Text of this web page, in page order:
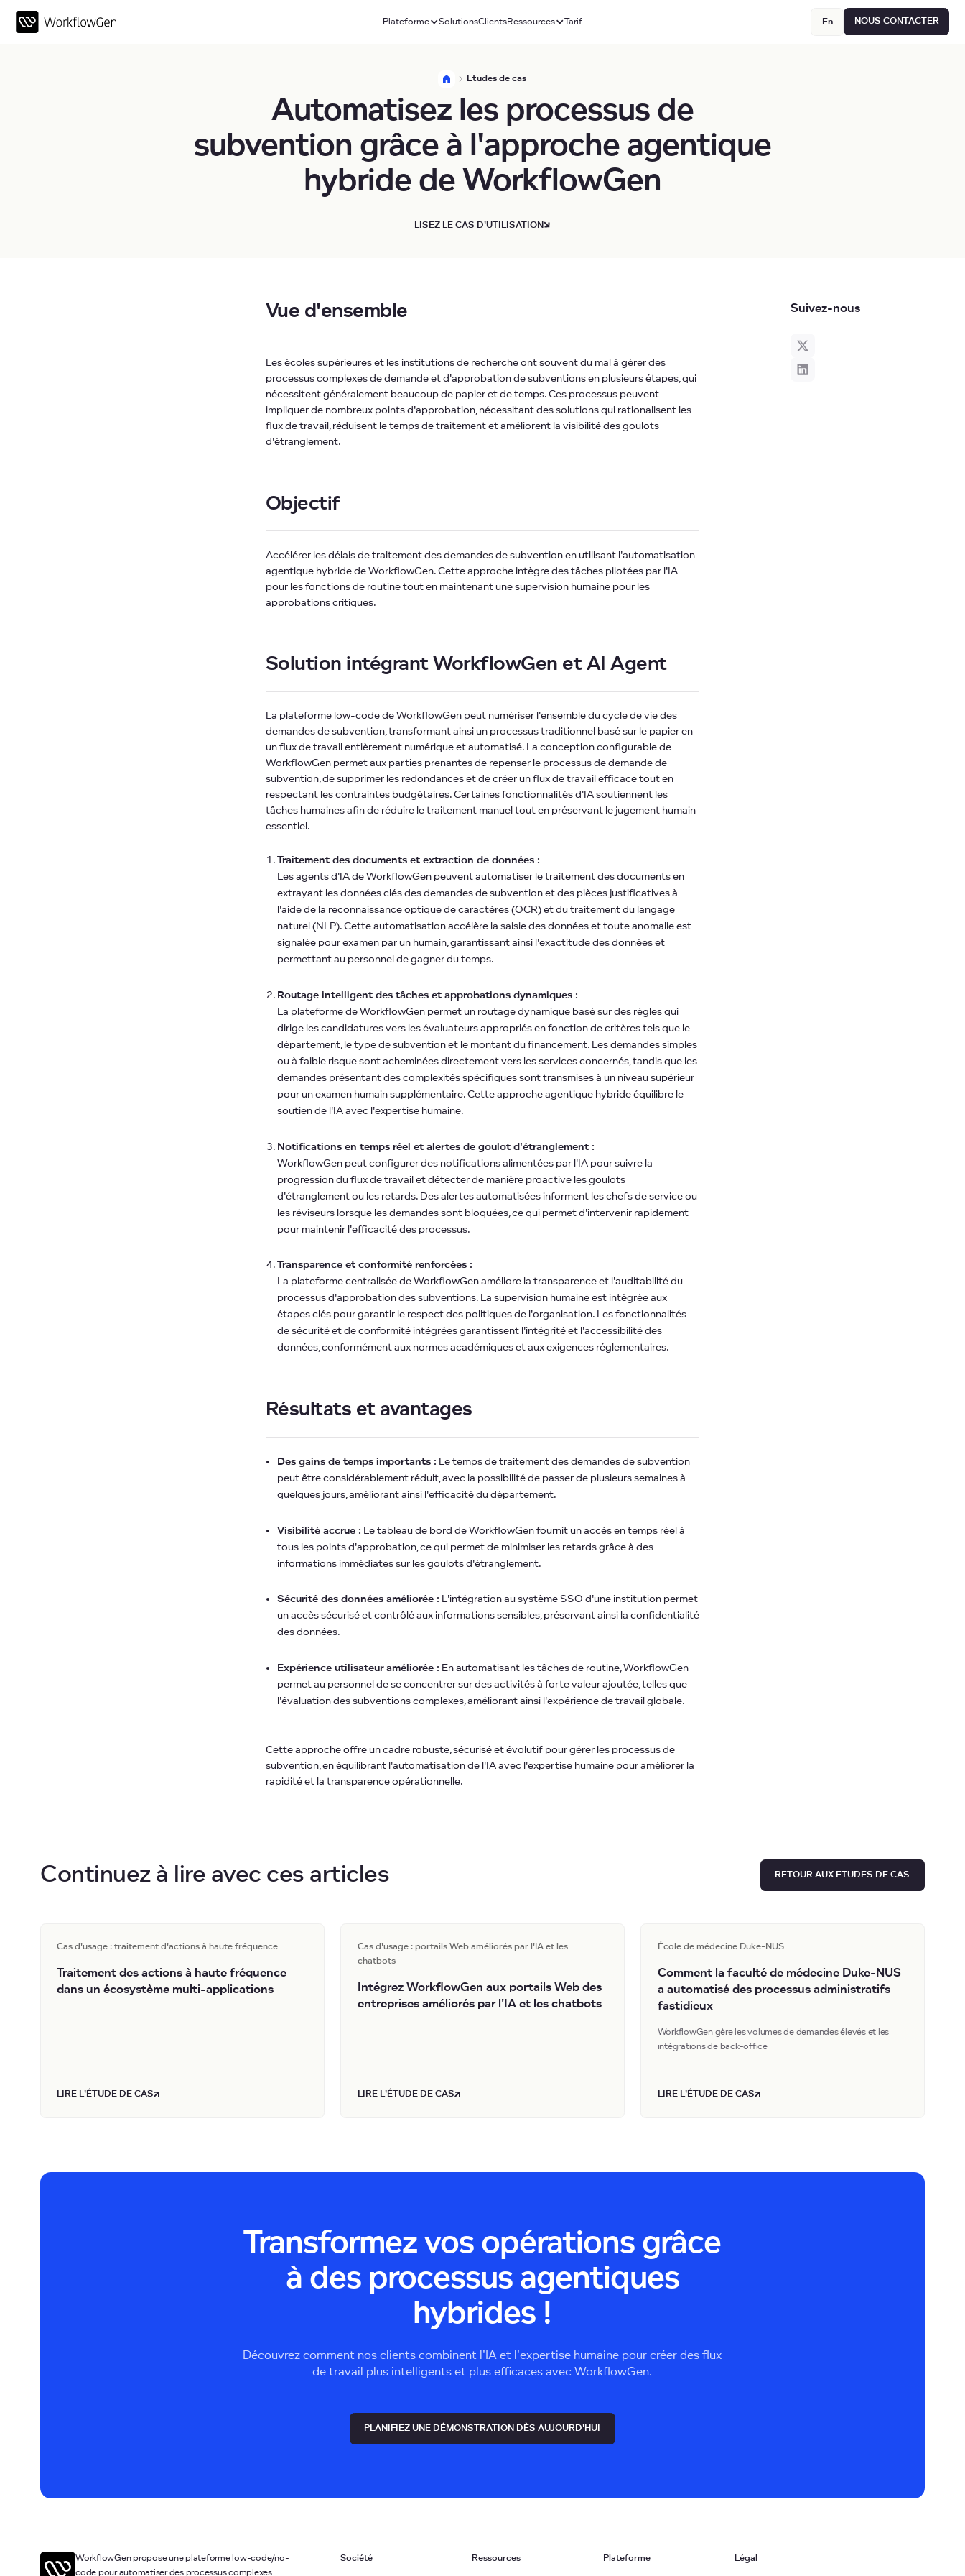
Plateforme SolutionsClientsRessources Tarif En NOUS CONTACTER
Etudes de cas
Automatisez les processus de
subvention grâce à l'approche agentique
hybride de WorkflowGen
LISEZ LE CAS D'UTILISATION
Vue d'ensemble
Les écoles supérieures et les institutions de recherche ont souvent du mal à gérer des
processus complexes de demande et d'approbation de subventions en plusieurs étapes, qui
nécessitent généralement beaucoup de papier et de temps. Ces processus peuvent
impliquer de nombreux points d'approbation, nécessitant des solutions qui rationalisent les
flux de travail, réduisent le temps de traitement et améliorent la visibilité des goulots
d'étranglement.
Objectif
Accélérer les délais de traitement des demandes de subvention en utilisant l'automatisation
agentique hybride de WorkflowGen. Cette approche intègre des tâches pilotées par l'IA
pour les fonctions de routine tout en maintenant une supervision humaine pour les
approbations critiques.
Solution intégrant WorkflowGen et AI Agent
La plateforme low-code de WorkflowGen peut numériser l'ensemble du cycle de vie des
demandes de subvention, transformant ainsi un processus traditionnel basé sur le papier en
un flux de travail entièrement numérique et automatisé. La conception configurable de
WorkflowGen permet aux parties prenantes de repenser le processus de demande de
subvention, de supprimer les redondances et de créer un flux de travail efficace tout en
respectant les contraintes budgétaires. Certaines fonctionnalités d'IA soutiennent les
tâches humaines afin de réduire le traitement manuel tout en préservant le jugement humain
essentiel.
Traitement des documents et extraction de données :
Les agents d'IA de WorkflowGen peuvent automatiser le traitement des documents en
extrayant les données clés des demandes de subvention et des pièces justificatives à
l'aide de la reconnaissance optique de caractères (OCR) et du traitement du langage
naturel (NLP). Cette automatisation accélère la saisie des données et toute anomalie est
signalée pour examen par un humain, garantissant ainsi l'exactitude des données et
permettant au personnel de gagner du temps.
Routage intelligent des tâches et approbations dynamiques :
La plateforme de WorkflowGen permet un routage dynamique basé sur des règles qui
dirige les candidatures vers les évaluateurs appropriés en fonction de critères tels que le
département, le type de subvention et le montant du financement. Les demandes simples
ou à faible risque sont acheminées directement vers les services concernés, tandis que les
demandes présentant des complexités spécifiques sont transmises à un niveau supérieur
pour un examen humain supplémentaire. Cette approche agentique hybride équilibre le
soutien de l'IA avec l'expertise humaine.
Notifications en temps réel et alertes de goulot d'étranglement :
WorkflowGen peut configurer des notifications alimentées par l'IA pour suivre la
progression du flux de travail et détecter de manière proactive les goulots
d'étranglement ou les retards. Des alertes automatisées informent les chefs de service ou
les réviseurs lorsque les demandes sont bloquées, ce qui permet d'intervenir rapidement
pour maintenir l'efficacité des processus.
Transparence et conformité renforcées :
La plateforme centralisée de WorkflowGen améliore la transparence et l'auditabilité du
processus d'approbation des subventions. La supervision humaine est intégrée aux
étapes clés pour garantir le respect des politiques de l'organisation. Les fonctionnalités
de sécurité et de conformité intégrées garantissent l'intégrité et l'accessibilité des
données, conformément aux normes académiques et aux exigences réglementaires.
Résultats et avantages
Des gains de temps importants : Le temps de traitement des demandes de subvention
peut être considérablement réduit, avec la possibilité de passer de plusieurs semaines à
quelques jours, améliorant ainsi l'efficacité du département.
Visibilité accrue : Le tableau de bord de WorkflowGen fournit un accès en temps réel à
tous les points d'approbation, ce qui permet de minimiser les retards grâce à des
informations immédiates sur les goulots d'étranglement.
Sécurité des données améliorée : L'intégration au système SSO d'une institution permet
un accès sécurisé et contrôlé aux informations sensibles, préservant ainsi la confidentialité
des données.
Expérience utilisateur améliorée : En automatisant les tâches de routine, WorkflowGen
permet au personnel de se concentrer sur des activités à forte valeur ajoutée, telles que
l'évaluation des subventions complexes, améliorant ainsi l'expérience de travail globale.
Cette approche offre un cadre robuste, sécurisé et évolutif pour gérer les processus de
subvention, en équilibrant l'automatisation de l'IA avec l'expertise humaine pour améliorer la
rapidité et la transparence opérationnelle.
Suivez-nous
Continuez à lire avec ces articles RETOUR AUX ETUDES DE CAS
Cas d'usage : traitement d'actions à haute fréquence
Traitement des actions à haute fréquence
dans un écosystème multi-applications
LIRE L'ÉTUDE DE CAS
Cas d'usage : portails Web améliorés par l'IA et les
chatbots
Intégrez WorkflowGen aux portails Web des
entreprises améliorés par l'IA et les chatbots
LIRE L'ÉTUDE DE CAS
École de médecine Duke-NUS
Comment la faculté de médecine Duke-NUS
a automatisé des processus administratifs
fastidieux
WorkflowGen gère les volumes de demandes élevés et les
intégrations de back-office
LIRE L'ÉTUDE DE CAS
Transformez vos opérations grâce
à des processus agentiques
hybrides !
Découvrez comment nos clients combinent l'IA et l'expertise humaine pour créer des flux
de travail plus intelligents et plus efficaces avec WorkflowGen.
PLANIFIEZ UNE DÉMONSTRATION DÈS AUJOURD'HUI
WorkflowGen propose une plateforme low-code/no-
code pour automatiser des processus complexes
Société Ressources Plateforme Légal